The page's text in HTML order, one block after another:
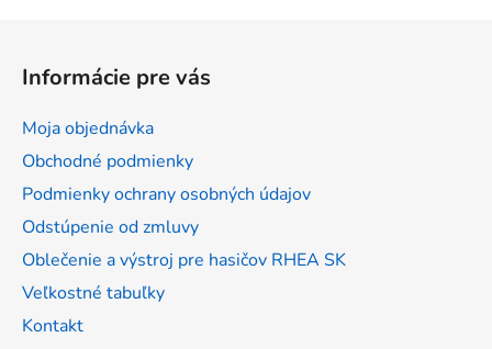
Informácie pre vás
Moja objednávka
Obchodné podmienky
Podmienky ochrany osobných údajov
Odstúpenie od zmluvy
Oblečenie a výstroj pre hasičov RHEA SK
Veľkostné tabuľky
Kontakt